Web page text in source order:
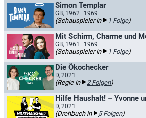
Simon Templar
GB, 1962–1969
(Schauspieler in 1 Folge)
Mit Schirm, Charme und
GB, 1961–1969
(Schauspieler in 1 Folge)
Die Ökochecker
D, 2021–
(Regie in 2 Folgen)
Hilfe Haushalt! – Yvonne
D, 2021–
(Drehbuch in 5 Folgen)